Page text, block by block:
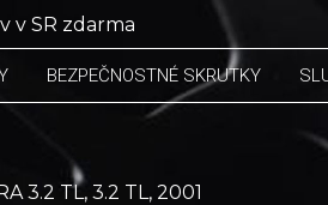
v SR zdarma
BEZPEČNOSTNÉ SKRUTKY
3.2 TL, 3.2 TL, 2001